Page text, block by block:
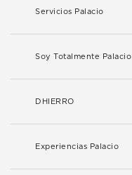
Servicios Palacio
Soy Totalmente Palacio
DHIERRO
Experiencias Palacio